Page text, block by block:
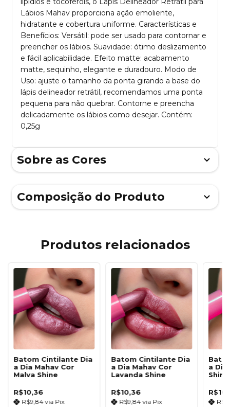
Lábios Mahav proporciona ação emoliente,
hidratante e cobertura uniforme. Características e
Benefícios: Versátil: pode ser usado para contornar e
preencher os lábios. Suavidade: ótimo deslizamento
e fácil aplicabilidade. Efeito matte: acabamento
matte, sequinho, elegante e duradouro. Modo de
Uso: ajuste o tamanho da ponta girando a base do
lápis delineador retrátil, recomendamos uma ponta
pequena para não quebrar. Contorne e preencha
delicadamente os lábios como desejar. Contém:
0,25g
Sobre as Cores
Composição do Produto
Produtos relacionados
Batom Cintilante Dia
a Dia Mahav Cor
Malva Shine
R$10,36
R$9,84via Pix
Batom Cintilante Dia
a Dia Mahav Cor
Lavanda Shine
R$10,36
R$9,84via Pix
a Dia
Shine